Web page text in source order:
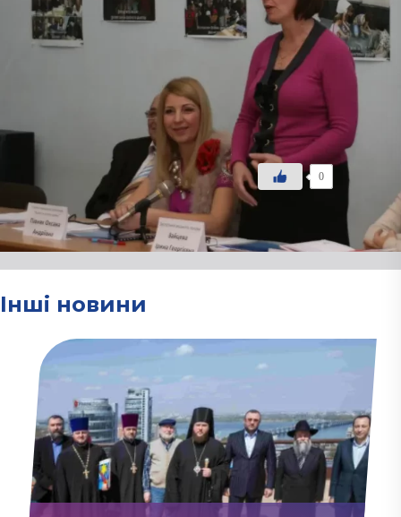
12 грудня 2014р. у
круглий стіл “Відродження
представники міської
культурні діячі.
участь у заході,
квітучу країну”, за
На круглому столі
суспільстві, прийняття
громадських організацій.
0
Інші новини